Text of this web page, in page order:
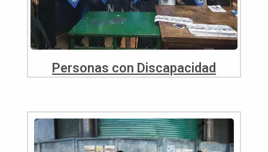
Personas con Discapacidad